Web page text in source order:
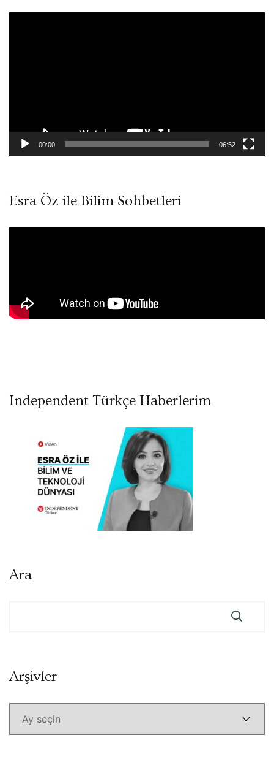
00:00 06:52
Esra Öz ile Bilim Sohbetleri
Independent Türkçe Haberlerim
Ara
ArşivlerArşivler